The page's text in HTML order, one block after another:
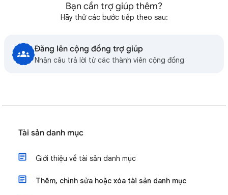
Bạn cần trợ giúp thêm?
Hãy thử các bước tiếp theo sau:
Đăng lên cộng đồng trợ giúp
Nhận câu trả lời từ các thành viên cộng đồng
Tài sản danh mục
Giới thiệu về tài sản danh mục
Thêm, chỉnh sửa hoặc xóa tài sản danh mục